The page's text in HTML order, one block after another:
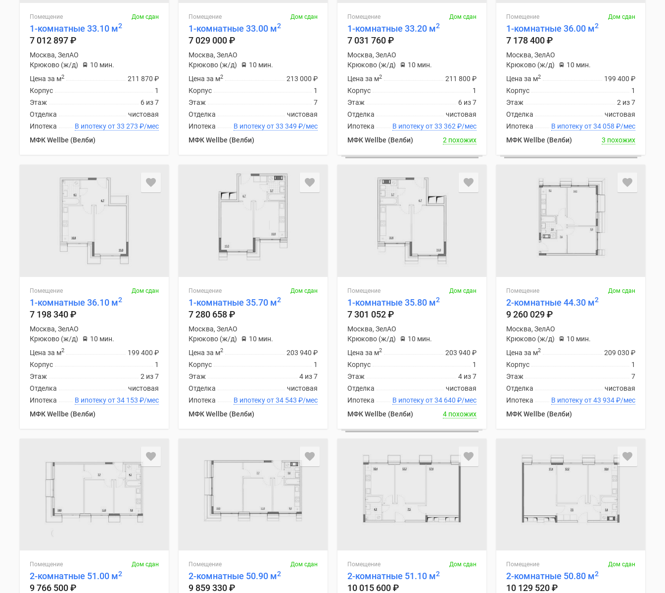
Помещение Дом сдан
1-комнатные 33.10 м2
7 012 897₽
Москва, ЗелАО
Крюково (ж/д)
10 мин.
211 870 ₽
Цена за м2
1
Корпус
6 из 7
Этаж
чистовая
Отделка
В ипотеку от 33 273 ₽/мес
Ипотека
МФК Wellbe (Велби)
Помещение Дом сдан
1-комнатные 33.00 м2
7 029 000₽
Москва, ЗелАО
Крюково (ж/д)
10 мин.
213 000 ₽
Цена за м2
1
Корпус
7
Этаж
чистовая
Отделка
В ипотеку от 33 349 ₽/мес
Ипотека
МФК Wellbe (Велби)
Помещение Дом сдан
1-комнатные 33.20 м2
7 031 760₽
Москва, ЗелАО
Крюково (ж/д)
10 мин.
211 800 ₽
Цена за м2
1
Корпус
6 из 7
Этаж
чистовая
Отделка
В ипотеку от 33 362 ₽/мес
Ипотека
МФК Wellbe (Велби)
2 похожих
Помещение Дом сдан
1-комнатные 36.00 м2
7 178 400₽
Москва, ЗелАО
Крюково (ж/д)
10 мин.
199 400 ₽
Цена за м2
1
Корпус
2 из 7
Этаж
чистовая
Отделка
В ипотеку от 34 058 ₽/мес
Ипотека
МФК Wellbe (Велби)
3 похожих
Помещение Дом сдан
1-комнатные 36.10 м2
7 198 340₽
Москва, ЗелАО
Крюково (ж/д)
10 мин.
199 400 ₽
Цена за м2
1
Корпус
2 из 7
Этаж
чистовая
Отделка
В ипотеку от 34 153 ₽/мес
Ипотека
МФК Wellbe (Велби)
Помещение Дом сдан
1-комнатные 35.70 м2
7 280 658₽
Москва, ЗелАО
Крюково (ж/д)
10 мин.
203 940 ₽
Цена за м2
1
Корпус
4 из 7
Этаж
чистовая
Отделка
В ипотеку от 34 543 ₽/мес
Ипотека
МФК Wellbe (Велби)
Помещение Дом сдан
1-комнатные 35.80 м2
7 301 052₽
Москва, ЗелАО
Крюково (ж/д)
10 мин.
203 940 ₽
Цена за м2
1
Корпус
4 из 7
Этаж
чистовая
Отделка
В ипотеку от 34 640 ₽/мес
Ипотека
МФК Wellbe (Велби)
4 похожих
Помещение Дом сдан
2-комнатные 44.30 м2
9 260 029₽
Москва, ЗелАО
Крюково (ж/д)
10 мин.
209 030 ₽
Цена за м2
1
Корпус
7
Этаж
чистовая
Отделка
В ипотеку от 43 934₽/мес
Ипотека
МФК Wellbe (Велби)
Помещение Дом сдан
2-комнатные 51.00 м2
9 766 500₽
Помещение Дом сдан
2-комнатные 50.90 м2
9 859 330₽
Помещение Дом сдан
2-комнатные 51.10 м2
10 015 600₽
Помещение Дом сдан
2-комнатные 50.80 м2
10 129 520₽